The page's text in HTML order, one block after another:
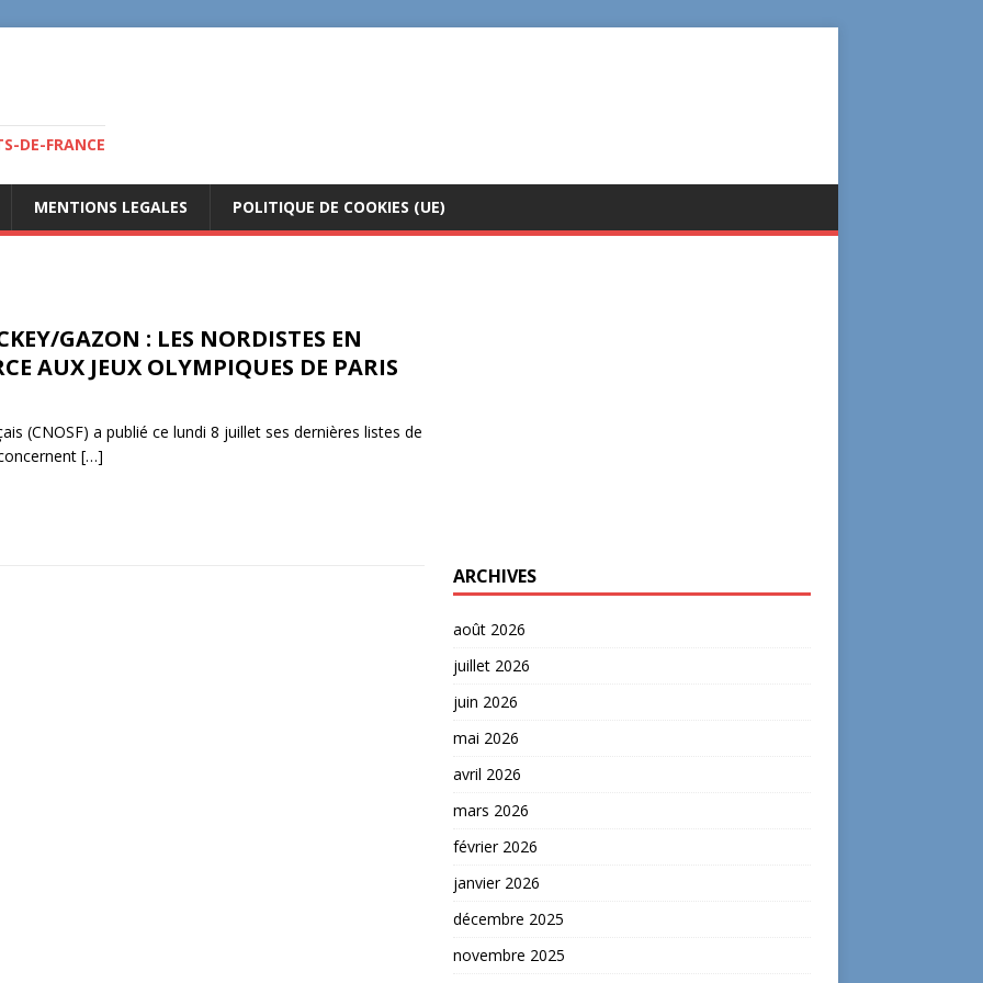
DE-FRANCE
MENTIONS LEGALES POLITIQUE DE COOKIES (UE)
GAZON : LES NORDISTES EN
AUX JEUX OLYMPIQUES DE PARIS
(CNOSF) a publié ce lundi 8 juillet ses dernières listes de
[…]
ARCHIVES
août 2026
juillet 2026
juin 2026
mai 2026
avril 2026
mars 2026
février 2026
janvier 2026
décembre 2025
novembre 2025